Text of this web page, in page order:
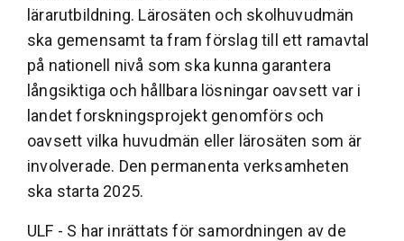
lärarutbildning. Lärosäten och skolhuvudmän
ska gemensamt ta fram förslag till ett ramavtal
på nationell nivå som ska kunna garantera
långsiktiga och hållbara lösningar oavsett var i
landet forskningsprojekt genomförs och
oavsett vilka huvudmän eller lärosäten som är
involverade. Den permanenta verksamheten
ska starta 2025.
ULF - S har inrättats för samordningen av de